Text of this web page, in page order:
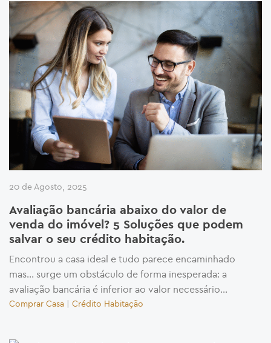
20 de Agosto, 2025
Avaliação bancária abaixo do valor de
venda do imóvel? 5 Soluções que podem
salvar o seu crédito habitação.
Encontrou a casa ideal e tudo parece encaminhado
mas… surge um obstáculo de forma inesperada: a
avaliação bancária é inferior ao valor necessário...
Comprar Casa | Crédito Habitação